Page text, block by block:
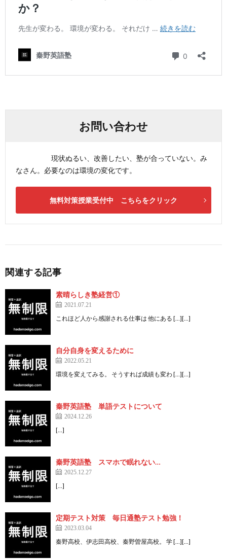
お問い合わせ
現状ぬるい、改善したい、塾が合っていない。み
なさん。必要なのは環境の変化です。
無料対策授業受付中 こちらをクリック
関連する記事
素晴らしき塾経営①
2021.07.21
これほど人から感謝される仕事は 他にある […][…]
自分自身を変えるために
2022.05.21
環境を変えてみる。 そうすれば成績も変わ […][…]
秦野英語塾 単語テストについて
2024.12.26
[…]
秦野英語塾 スマホで眠れない…
2025.12.27
[…]
定期テスト対策 毎日通塾テスト勉強！
2023.03.04
秦野高校、伊志田高校、秦野曽屋高校。 学 […][…]